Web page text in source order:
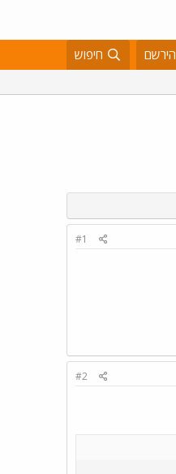
הירשם חיפוש
#1
#2